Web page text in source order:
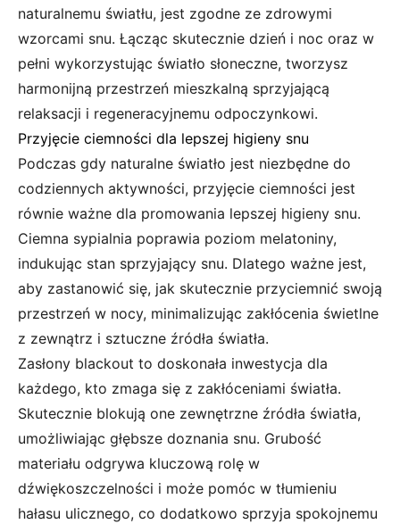
naturalnemu światłu, jest zgodne ze zdrowymi
wzorcami snu. Łącząc skutecznie dzień i noc oraz w
pełni wykorzystując światło słoneczne, tworzysz
harmonijną przestrzeń mieszkalną sprzyjającą
relaksacji i regeneracyjnemu odpoczynkowi.
Przyjęcie ciemności dla lepszej higieny snu
Podczas gdy naturalne światło jest niezbędne do
codziennych aktywności, przyjęcie ciemności jest
równie ważne dla promowania lepszej higieny snu.
Ciemna sypialnia poprawia poziom melatoniny,
indukując stan sprzyjający snu. Dlatego ważne jest,
aby zastanowić się, jak skutecznie przyciemnić swoją
przestrzeń w nocy, minimalizując zakłócenia świetlne
z zewnątrz i sztuczne źródła światła.
Zasłony blackout to doskonała inwestycja dla
każdego, kto zmaga się z zakłóceniami światła.
Skutecznie blokują one zewnętrzne źródła światła,
umożliwiając głębsze doznania snu. Grubość
materiału odgrywa kluczową rolę w
dźwiękoszczelności i może pomóc w tłumieniu
hałasu ulicznego, co dodatkowo sprzyja spokojnemu